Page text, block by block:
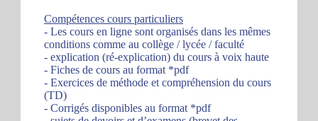
Compétences cours particuliers
- Les cours en ligne sont organisés dans les mêmes
conditions comme au collège / lycée / faculté
- explication (ré-explication) du cours à voix haute
- Fiches de cours au format *pdf
- Exercices de méthode et compréhension du cours
(TD)
- Corrigés disponibles au format *pdf